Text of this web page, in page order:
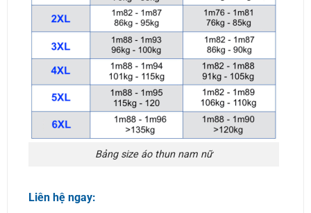
Bảng size áo thun nam nữ
Liên hệ ngay: